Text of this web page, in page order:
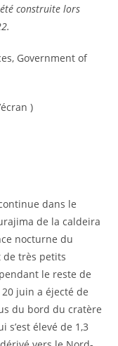
construite lors
Government of
)
dans le
de la caldeira
nocturne du
de très petits
le reste de
juin a éjecté de
du bord du cratère
élevé de 1,3